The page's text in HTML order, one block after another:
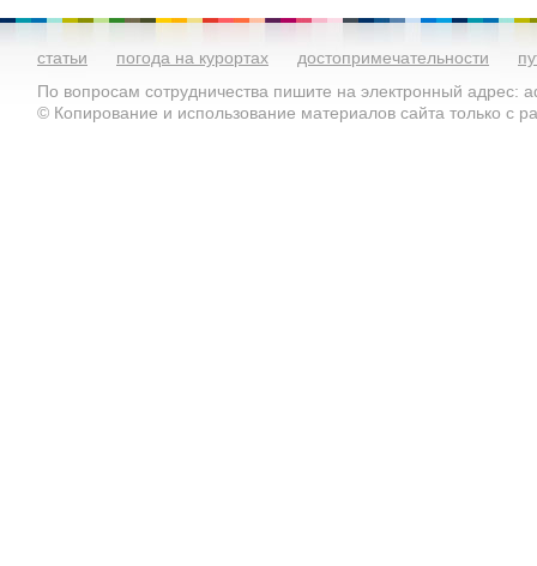
статьи погода на курортах достопримечательности
По вопросам сотрудничества пишите на электронный адрес:
© Копирование и использование материалов сайта только с